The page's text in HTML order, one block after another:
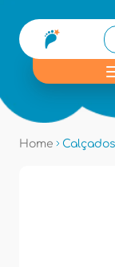
Home Calçados